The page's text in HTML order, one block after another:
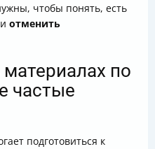
чтобы понять, есть
отменить
по
частые
подготовиться к